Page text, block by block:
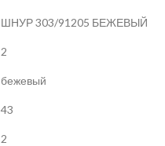
ШНУР 303/91205 БЕЖЕВЫЙ
2
бежевый
43
2